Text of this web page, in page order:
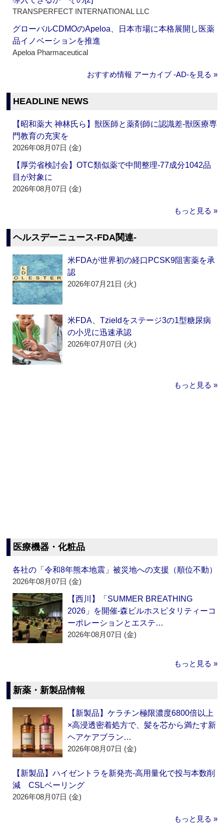
TRANSPERFECT INTERNATIONAL LLC
グローバルCDMOのApeloa、日本市場に本格展開し医薬
品イノベーションを推進
Apeloa Pharmaceutical
おすすめ情報 アーカイブ ‐AD‐を見る »
HEADLINE NEWS
【昭和薬大 神林氏ら】獣医師と薬剤師に認識差‐獣医療専
門教育の充実を
2026年08月07日 (金)
【厚労省検討会】OTC類似薬で中間整理‐77成分1042品
目が対象に
2026年08月07日 (金)
もっと見る »
ヘルスデーニュース‐FDA関連‐
米FDAが世界初の経口PCSK9阻害薬を承
認
2026年07月21日 (火)
米FDA、Tzieldをステージ3の1型糖尿病
の小児に迅速承認
2026年07月07日 (火)
もっと見る »
医療機器・化粧品
各社の「令和8年熊本地震」被災地への支援（順位不動）
2026年08月07日 (金)
【西川】「SUMMER BREATHING
2026」を開催‐森ビルホスピタリティーコ
ーポレーションとエステ…
2026年08月07日 (金)
もっと見る »
新薬・新製品情報
【新製品】ケラチン極限濃度6800倍以上
×高浸透密着処方で、髪を芯から満たす新
ヘアケアブラン…
2026年08月07日 (金)
【新製品】ハイゼントラを新発売‐高用量化で投与本数削
減 CSLベーリング
2026年08月07日 (金)
もっと見る »